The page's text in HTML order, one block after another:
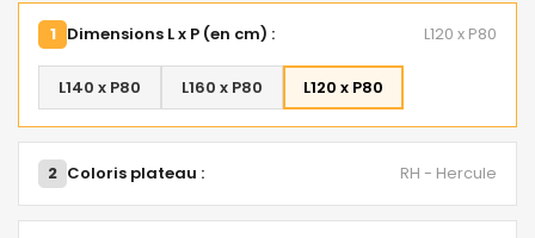
1 Dimensions L x P (en cm) : L120 x P80
L140 x P80 L160 x P80 L120 x P80
2 Coloris plateau : RH - Hercule